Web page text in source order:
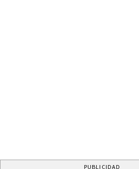
PUBLICIDAD